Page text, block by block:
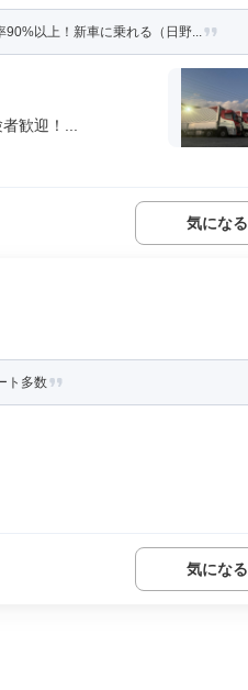
以上！新車に乗れる（日野...
歓迎！...
気になる
ト多数
気になる